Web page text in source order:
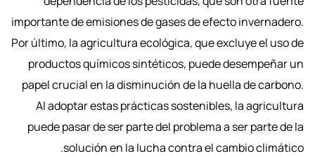
importante de emisiones de gases de efecto invernadero.
Por último, la agricultura ecológica, que excluye el uso de
productos químicos sintéticos, puede desempeñar un
papel crucial en la disminución de la huella de carbono.
Al adoptar estas prácticas sostenibles, la agricultura
puede pasar de ser parte del problema a ser parte de la
solución en la lucha contra el cambio climático.